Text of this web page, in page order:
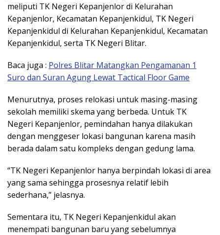
meliputi TK Negeri Kepanjenlor di Kelurahan
Kepanjenlor, Kecamatan Kepanjenkidul, TK Negeri
Kepanjenkidul di Kelurahan Kepanjenkidul, Kecamatan
Kepanjenkidul, serta TK Negeri Blitar.
Baca juga : Polres Blitar Matangkan Pengamanan 1
Suro dan Suran Agung Lewat Tactical Floor Game
Menurutnya, proses relokasi untuk masing-masing
sekolah memiliki skema yang berbeda. Untuk TK
Negeri Kepanjenlor, pemindahan hanya dilakukan
dengan menggeser lokasi bangunan karena masih
berada dalam satu kompleks dengan gedung lama.
“TK Negeri Kepanjenlor hanya berpindah lokasi di area
yang sama sehingga prosesnya relatif lebih
sederhana,” jelasnya.
Sementara itu, TK Negeri Kepanjenkidul akan
menempati bangunan baru yang sebelumnya